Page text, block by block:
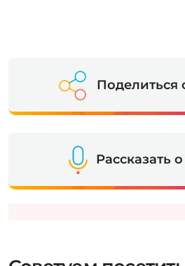
Поделиться
Рассказать